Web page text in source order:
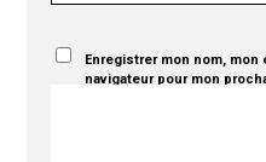
Enregistrer mon nom,
navigateur pour mon